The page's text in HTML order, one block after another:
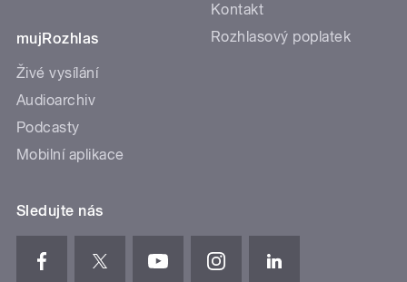
mujRozhlas
Živé vysílání
Audioarchiv
Podcasty
Mobilní aplikace
Kontakt
Rozhlasový poplatek
Sledujte nás